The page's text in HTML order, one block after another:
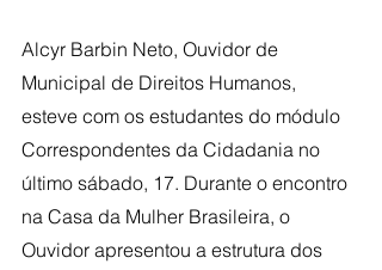
Alcyr Barbin Neto, Ouvidor de
Municipal de Direitos Humanos,
esteve com os estudantes do módulo
Correspondentes da Cidadania no
último sábado, 17. Durante o encontro
na Casa da Mulher Brasileira, o
Ouvidor apresentou a estrutura dos